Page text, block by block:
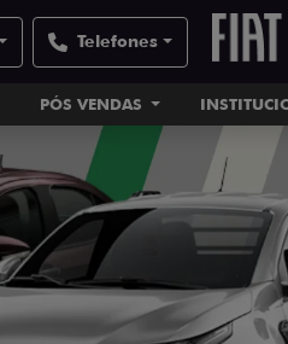
Telefones
PÓS VENDAS